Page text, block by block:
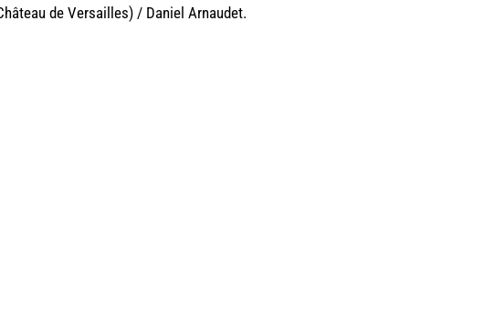
de Versailles) / Daniel Arnaudet.